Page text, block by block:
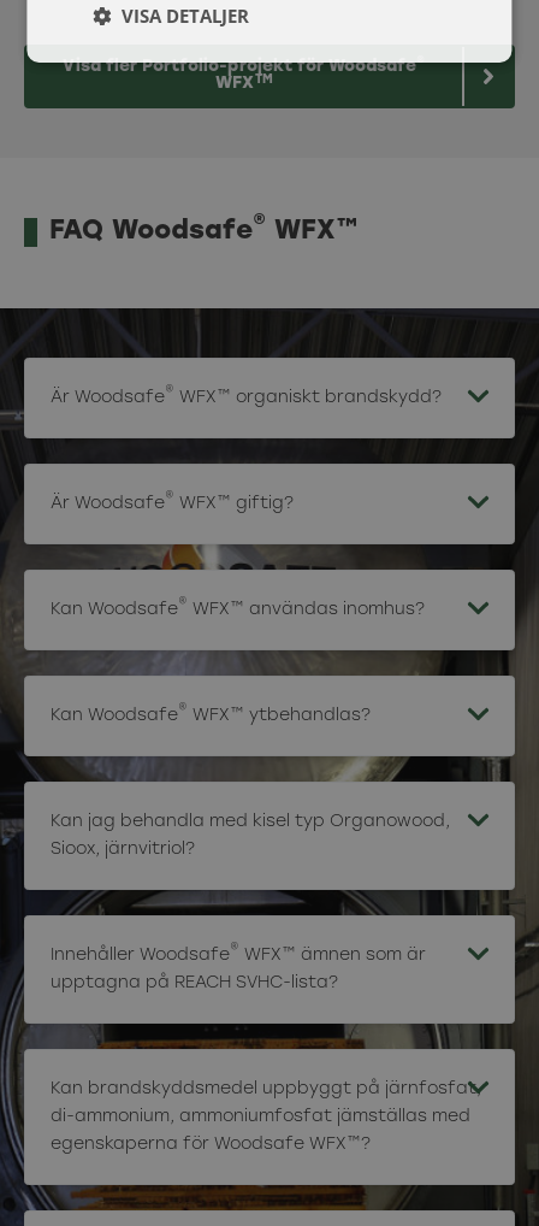
Visa fler Portfolio-projekt för Woodsafe®
WFXTM
FAQ Woodsafe® WFX™
Är Woodsafe® WFX™ organiskt brandskydd?
Är Woodsafe® WFX™ giftig?
Kan Woodsafe® WFX™ användas inomhus?
Kan Woodsafe® WFX™ ytbehandlas?
Kan jag behandla med kisel typ Organowood,
Sioox, järnvitriol?
Innehåller Woodsafe® WFX™ ämnen som är
upptagna på REACH SVHC-lista?
Kan brandskyddsmedel uppbyggt på järnfosfat,
di-ammonium, ammoniumfosfat jämställas med
egenskaperna för Woodsafe WFX™?
VISA DETALJER